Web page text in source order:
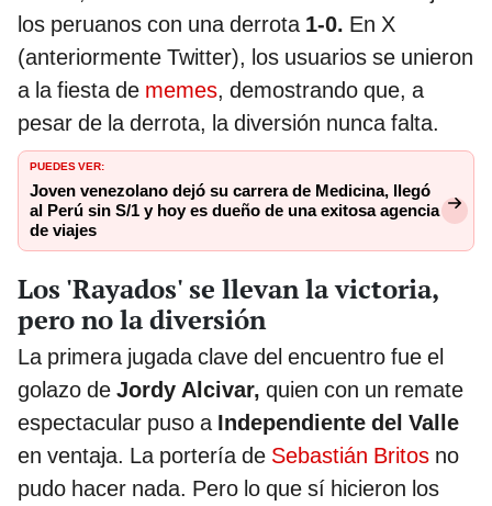
los peruanos con una derrota 1-0. En X
(anteriormente Twitter), los usuarios se unieron
a la fiesta de memes, demostrando que, a
pesar de la derrota, la diversión nunca falta.
PUEDES VER:
Joven venezolano dejó su carrera de Medicina, llegó
al Perú sin S/1 y hoy es dueño de una exitosa agencia
de viajes
Los 'Rayados' se llevan la victoria,
pero no la diversión
La primera jugada clave del encuentro fue el
golazo de Jordy Alcivar, quien con un remate
espectacular puso a Independiente del Valle
en ventaja. La portería de Sebastián Britos no
pudo hacer nada. Pero lo que sí hicieron los